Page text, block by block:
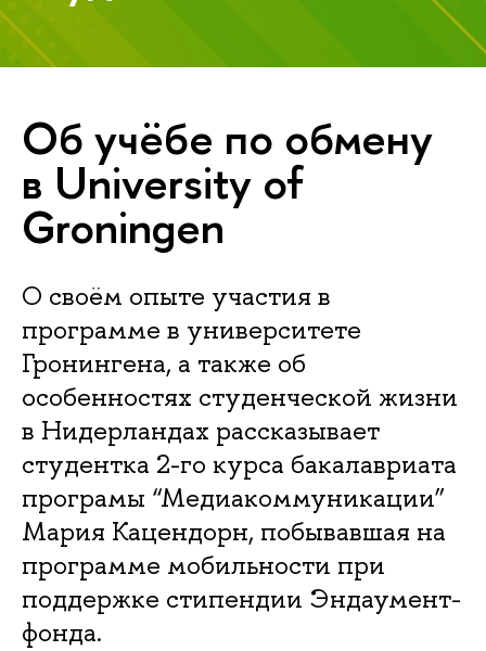
Об учёбе по обмену
в University of
Groningen
О своём опыте участия в
программе в университете
Гронингена, а также об
особенностях студенческой жизни
в Нидерландах рассказывает
студентка 2-го курса бакалавриата
програмы “Медиакоммуникации”
Мария Кацендорн, побывавшая на
программе мобильности при
поддержке стипендии Эндаумент-
фонда.